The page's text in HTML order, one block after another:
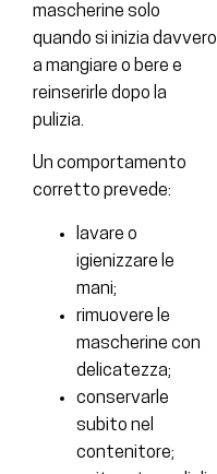
mascherine solo
quando si inizia davvero
a mangiare o bere e
reinserirle dopo la
pulizia.
Un comportamento
corretto prevede:
lavare o
igienizzare le
mani;
rimuovere le
mascherine con
delicatezza;
conservarle
subito nel
contenitore;